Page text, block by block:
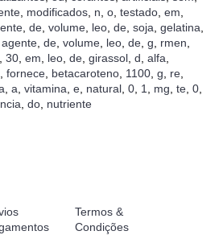
, modificados, n, o, testado, em,
, de, volume, leo, de, soja, gelatina,
agente, de, volume, leo, de, g, rmen,
, 30, em, leo, de, girassol, d, alfa,
, fornece, betacaroteno, 1100, g, re,
, a, vitamina, e, natural, 0, 1, mg, te, 0,
ncia, do, nutriente
Termos &
Condições